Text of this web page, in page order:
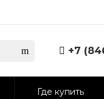
+7
Где купить